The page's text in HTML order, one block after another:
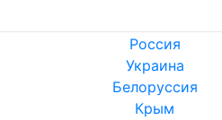
Россия
Украина
Белоруссия
Крым